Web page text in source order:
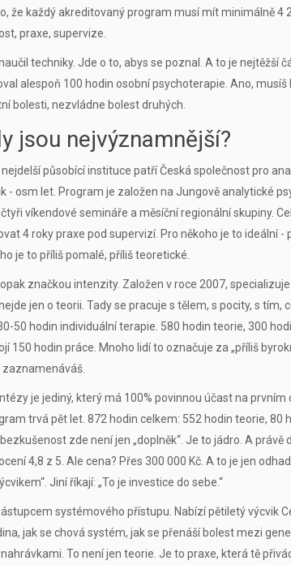
že každý akreditovaný program musí mít minimálně 4
praxe, supervize.
techniky. Jde o to, abys se poznal. A to je nejtěžší
alespoň 100 hodin osobní psychoterapie. Ano,
bolesti, nezvládne bolest druhých.
jsou nejvýznamnější?
působící instituce patříČeská společnost pro
- osm let. Program je založen na Jungově analytické
víkendové semináře a měsíční regionální skupiny.
4 roky praxe pod supervizí. Pro někoho je to ideální
je to příliš pomalé, příliš teoretické.
značkou intenzity. Založen v roce 2007,
jen o teorii. Tady se pracuje s tělem, s pocity, s tím,
50 hodin individuální terapie. 580 hodin teorie, 300
150 hodin práce. Mnoho lidí to označuje za „příliš
je jediný, který má 100% povinnou účast na
trvá pět let. 872 hodin celkem: 552 hodin teorie, 80
zde není jen „doplněk“. Je to jádro. A
4,8 z 5. Ale cena? Přes 300 000 Kč. A to je jen
Jiní říkají: „To je investice do sebe.“
systémového přístupu. Nabízí pětiletý výcvik
jak se chová systém, jak se přenáší bolest mezi
To není jen teorie. Je to praxe, která tě